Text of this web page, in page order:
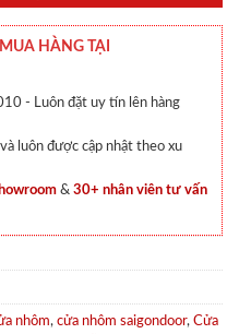
HÀNG TẠI
- Luôn đặt uy tín lên hàng
luôn được cập nhật theo xu
& 30+ nhân viên tư vấn
nhôm, cửa nhôm saigondoor, Cửa